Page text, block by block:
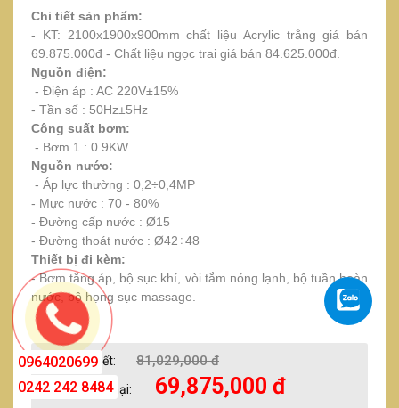
Chi tiết sản phẩm:
- KT: 2100x1900x900mm chất liệu Acrylic trắng giá bán
69.875.000đ - Chất liệu ngọc trai giá bán 84.625.000đ.
Nguồn điện:
- Điện áp : AC 220V±15%
- Tần số : 50Hz±5Hz
Công suất bơm:
- Bơm 1 : 0.9KW
Nguồn nước:
- Áp lực thường : 0,2÷0,4MP
- Mực nước : 70 - 80%
- Đường cấp nước : Ø15
- Đường thoát nước : Ø42÷48
Thiết bị đi kèm:
- Bơm tăng áp, bộ sục khí, vòi tắm nóng lạnh, bộ tuần hoàn
nước, bộ họng sục massage.
Giá niêm yết: 81,029,000 đ
Giá khuyến mại: 69,875,000 đ
0964020699
0242 242 8484